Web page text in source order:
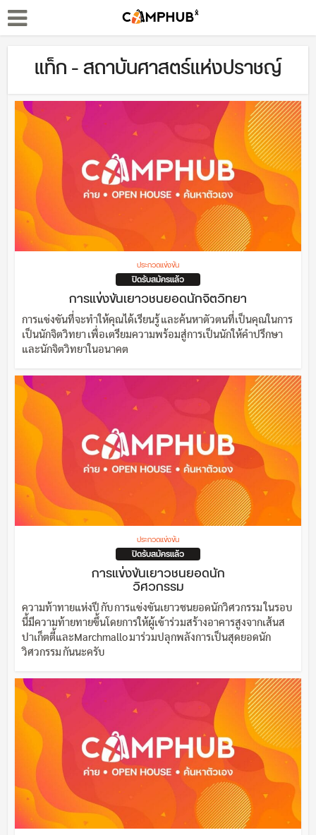
แท็ก - สถาบันศาสตร์แห่งปราชญ์
ประกวดแข่งขัน
ปิดรับสมัครแล้ว
การแข่งขันเยาวชนยอดนักจิตวิทยา
การแข่งขันที่จะทำให้คุณได้เรียนรู้ และค้นหาตัวตนที่เป็นคุณในการ
เป็นนักจิตวิทยา เพื่อเตรียมความพร้อมสู่การเป็นนักให้คำปรึกษา
และนักจิตวิทยาในอนาคต
ประกวดแข่งขัน
ปิดรับสมัครแล้ว
การแข่งขันเยาวชนยอดนัก
วิศวกรรม
ความท้าทายแห่งปี กับ การแข่งขันเยาวชนยอดนักวิศวกรรม ในรอบ
นี้มีความท้ายทายขึ้นโดยการให้ผู้เข้าร่วมสร้างอาคารสูงจากเส้นส
ปาเก็ตตี้และMarchmallo มาร่วมปลุกพลังการเป็นสุดยอดนัก
วิศวกรรม กันนะครับ